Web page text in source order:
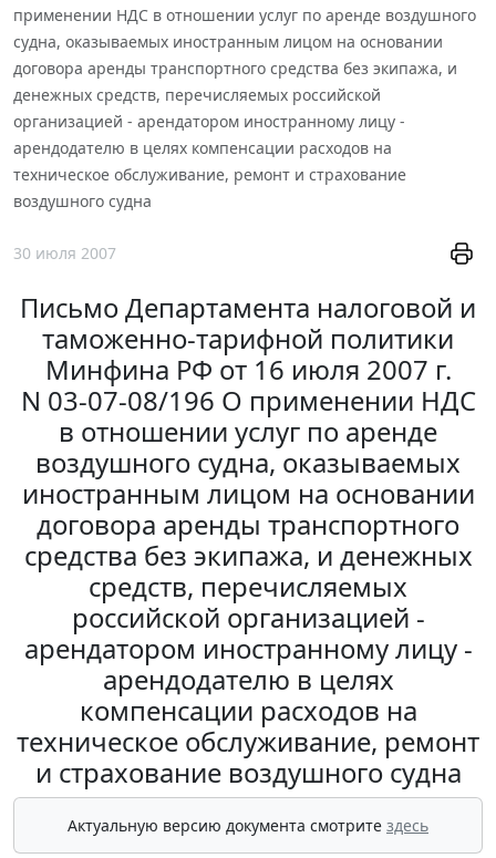
применении НДС в отношении услуг по аренде воздушного
судна, оказываемых иностранным лицом на основании
договора аренды транспортного средства без экипажа, и
денежных средств, перечисляемых российской
организацией - арендатором иностранному лицу -
арендодателю в целях компенсации расходов на
техническое обслуживание, ремонт и страхование
воздушного судна
30 июля 2007
Письмо Департамента налоговой и
таможенно-тарифной политики
Минфина РФ от 16 июля 2007 г.
N 03-07-08/196 О применении НДС
в отношении услуг по аренде
воздушного судна, оказываемых
иностранным лицом на основании
договора аренды транспортного
средства без экипажа, и денежных
средств, перечисляемых
российской организацией -
арендатором иностранному лицу -
арендодателю в целях
компенсации расходов на
техническое обслуживание, ремонт
и страхование воздушного судна
Актуальную версию документа смотрите здесь